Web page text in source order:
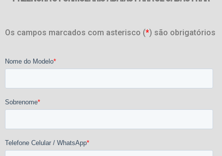
Os campos marcados com asterisco (*) são obrigatórios